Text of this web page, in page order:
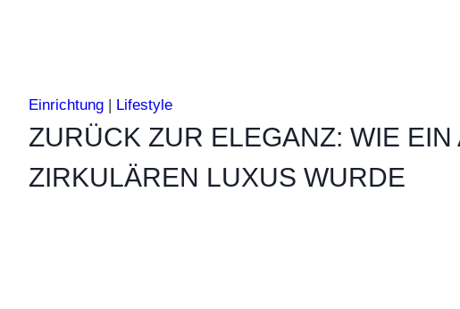
Einrichtung Lifestyle
ZURÜCK ZUR ELEGANZ: WIE
ZIRKULÄREN LUXUS WURDE